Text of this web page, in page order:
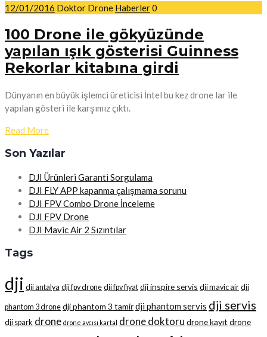
12/01/2016 Doktor Drone Haberler0
100 Drone ile gökyüzünde
yapılan ışık gösterisi Guinness
Rekorlar kitabına girdi
Dünyanın en büyük işlemci üreticisi İntel bu kez drone lar ile
yapılan gösteri ile karşımız çıktı.
Read More
Son Yazılar
DJI Ürünleri Garanti Sorgulama
DJI FLY APP kapanma çalışmama sorunu
DJI FPV Combo Drone İnceleme
DJI FPV Drone
DJI Mavic Air 2 Sızıntılar
Tags
dji dji antalya dji fpv drone dji fpv fiyat dji inspire servis dji mavic air dji
phantom 3 drone dji phantom 3 tamirdji phantom servis dji servis
dji spark drone drone avcısı kartal drone doktoru drone kayıt drone